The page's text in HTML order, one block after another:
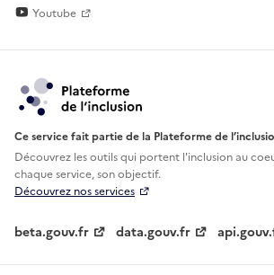
Youtube
Ce service fait partie de la Plateforme de
Découvrez les outils qui portent l'inclusion au
chaque service, son objectif.
Découvrez nos services
beta.gouv.fr data.gouv.fr